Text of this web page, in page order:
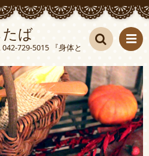
ば
729-5015 『身体と
検索